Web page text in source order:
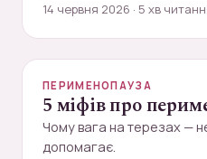
14 червня 2026 · 5 хв
ПЕРИМЕНОПАУЗА
5 міфів про
Чому вага на терезах — не
допомагає.